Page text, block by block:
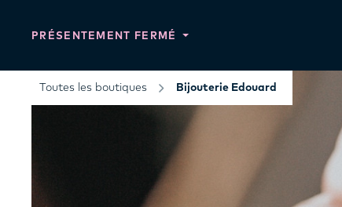
PRÉSENTEMENT FERMÉ
Toutes les boutiques Bijouterie Edouard